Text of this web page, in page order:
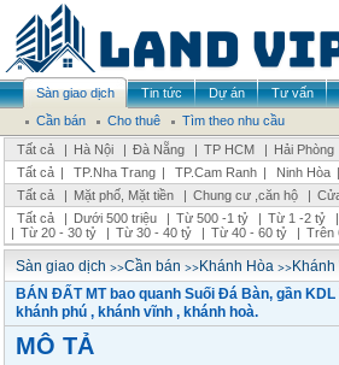
Sàn giao dịch Tin tức Dự án Tư vấn
Cần bán
Cho thuê
Tìm theo nhu cầu
Tất cả
| Hà Nội | Đà Nẵng | TP HCM | Hải Phòng
Tất cả | TP.Nha Trang | TP.Cam Ranh | Ninh Hòa |
Tất cả
| Mặt phố, Mặt tiền | Chung cư ,căn hộ |
Tất cả
| Dưới 500 triệu | Từ 500 -1 tỷ | Từ 1 -2 tỷ |
| Từ 20 - 30 tỷ | Từ 30 - 40 tỷ | Từ 40 - 60 tỷ | Trên
Sàn giao dịch >>Cần bán >>Khánh Hòa >>Khánh
BÁN ĐẤT MT bao quanh Suối Đá Bàn, gần KDL
khánh phú , khánh vĩnh , khánh hoà.
MÔ TẢ